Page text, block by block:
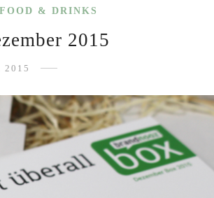
FOOD & DRINKS
2015
2015